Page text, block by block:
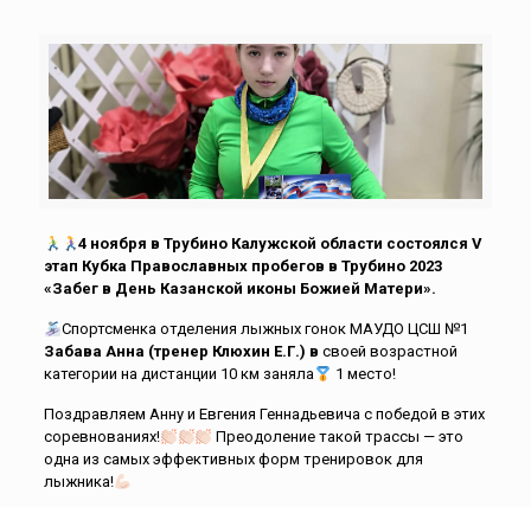
4 ноября в Трубино Калужской области состоялся V
этап Кубка Православных пробегов в Трубино 2023
«Забег в День Казанской иконы Божией Матери».
Спортсменка отделения лыжных гонок МАУДО ЦСШ №1
Забава Анна (тренер Клюхин Е.Г.) в своей возрастной
категории на дистанции 10 км заняла
1 место!
Поздравляем Анну и Евгения Геннадьевича с победой в этих
соревнованиях!
Преодоление такой трассы — это
одна из самых эффективных форм тренировок для
лыжника!